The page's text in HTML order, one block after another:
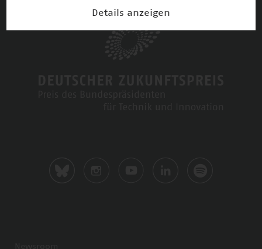
Details anzeigen